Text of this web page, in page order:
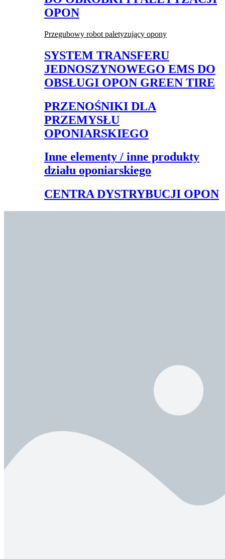
OPON
Przegubowy robot paletyzujący opony
SYSTEM TRANSFERU
JEDNOSZYNOWEGO EMS DO
OBSŁUGI OPON GREEN TIRE
PRZENOŚNIKI DLA
PRZEMYSŁU
OPONIARSKIEGO
Inne elementy / inne produkty
działu oponiarskiego
CENTRA DYSTRYBUCJI OPON